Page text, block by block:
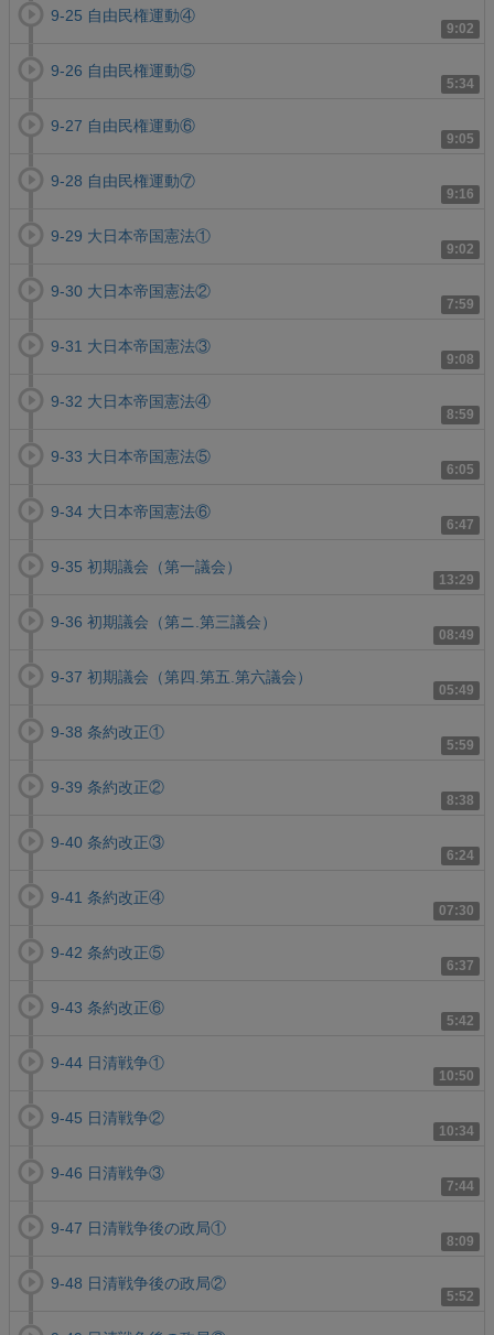
9:02
9-25 自由民権運動④
5:34
9-26 自由民権運動⑤
9:05
9-27 自由民権運動⑥
9:16
9-28 自由民権運動⑦
9:02
9-29 大日本帝国憲法①
7:59
9-30 大日本帝国憲法②
9:08
9-31 大日本帝国憲法③
8:59
9-32 大日本帝国憲法④
6:05
9-33 大日本帝国憲法⑤
6:47
9-34 大日本帝国憲法⑥
13:29
9-35 初期議会（第一議会）
08:49
9-36 初期議会（第ニ.第三議会）
05:49
9-37 初期議会（第四.第五.第六議会）
5:59
9-38 条約改正①
8:38
9-39 条約改正②
6:24
9-40 条約改正③
07:30
9-41 条約改正④
6:37
9-42 条約改正⑤
5:42
9-43 条約改正⑥
10:50
9-44 日清戦争①
10:34
9-45 日清戦争②
7:44
9-46 日清戦争③
8:09
9-47 日清戦争後の政局①
5:52
9-48 日清戦争後の政局②